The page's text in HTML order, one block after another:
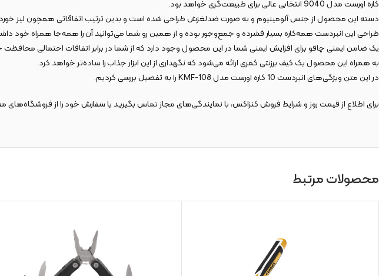
کاره اورست مدل 9040 انتخابی عالی برای طبیعت‌گری خواهد بود.
دسته این محصول از جنس آلومینیوم و به صورت ضدلغزش طراحی شده است و بدین ترتیب اتفاقاتی همچون لیز
طراحی این انبردست همه‌کاره بسیار فشرده و جمع‌وجور بوده و از همین رو شما می‌توانید آن را همه‌جا همراه خود
یک ضامن ایمنی چاقو برای افزایش ایمنی شما در این محصول وجود دارد که از شما در برابر اتفاقات احتمالی
به همراه این محصول یک کیف برزنتی کمری ارائه می‌شود که نگهداری از این ابزار جذاب‌ را ساده‌تر خواهد کرد.
در این متن ویژگی‌های انبردست 10 کاره اورست مدل KMF-108 را به تفصیل بررسی کردیم.
برای اطلاع از قیمت روز و شرایط فروش کنزاکس، با نمایندگی‌های مجاز تماس بگیرید یا سفارش خود را از فروشگاه‌های
محصولات مرتبط